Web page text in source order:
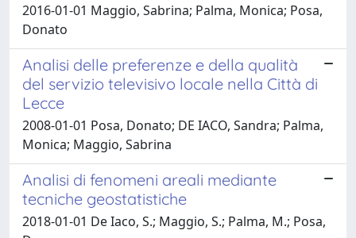
2016-01-01 Maggio, Sabrina; Palma, Monica; Posa,
Donato
Analisi delle preferenze e della qualità
del servizio televisivo locale nella Città di
Lecce
2008-01-01 Posa, Donato; DE IACO, Sandra; Palma,
Monica; Maggio, Sabrina
Analisi di fenomeni areali mediante
tecniche geostatistiche
2018-01-01 De Iaco, S.; Maggio, S.; Palma, M.; Posa,